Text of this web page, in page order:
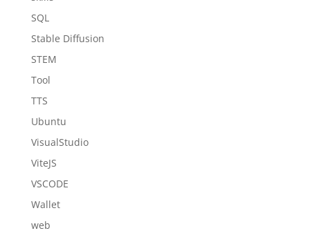
SQL
Stable Diffusion
STEM
Tool
TTS
Ubuntu
VisualStudio
ViteJS
VSCODE
Wallet
web